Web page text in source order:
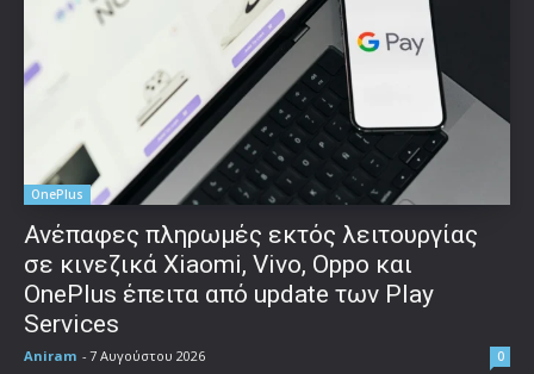
OnePlus
Ανέπαφες πληρωμές εκτός λειτουργίας
σε κινεζικά Xiaomi, Vivo, Oppo και
OnePlus έπειτα από update των Play
Services
Aniram - 7 Αυγούστου 2026 0